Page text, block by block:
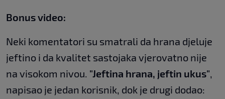
Bonus video:
Neki komentatori su smatrali da hrana djeluje
jeftino i da kvalitet sastojaka vjerovatno nije
na visokom nivou. "Jeftina hrana, jeftin ukus",
napisao je jedan korisnik, dok je drugi dodao: